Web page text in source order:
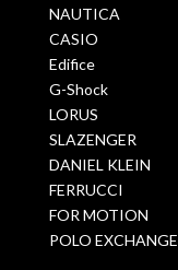
NAUTICA
CASIO
Edifice
G-Shock
LORUS
SLAZENGER
DANIEL KLEIN
FERRUCCI
FOR MOTION
POLO EXCHANGE